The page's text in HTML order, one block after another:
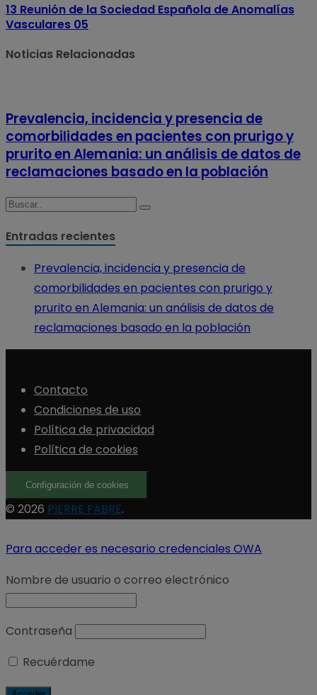
13 Reunión de la Sociedad Española de Anomalías
Vasculares 05
Noticias Relacionadas
Prevalencia, incidencia y presencia de
comorbilidades en pacientes con prurigo y
prurito en Alemania: un análisis de datos de
reclamaciones basado en la población
Entradas recientes
Prevalencia, incidencia y presencia de
comorbilidades en pacientes con prurigo y
prurito en Alemania: un análisis de datos de
reclamaciones basado en la población
Contacto
Condiciones de uso
Política de privacidad
Política de cookies
Configuración de cookies
© 2026 PIERRE FABRE.
Para acceder es necesario credenciales OWA
Nombre de usuario o correo electrónico
Contraseña
Recuérdame